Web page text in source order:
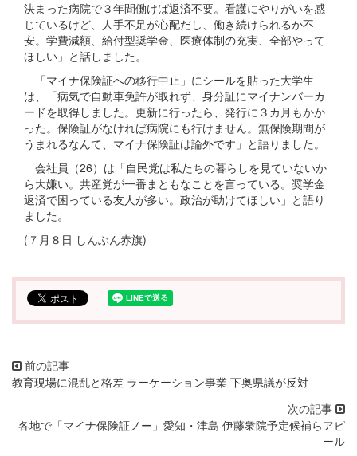
決まった病院で３年間働けば返済不要。看護にやりがいを感
じているけど、人手不足が心配だし、働き続けられるか不
安。学費減額、給付型奨学金、医療体制の充実、全部やって
ほしい」と話しました。
「マイナ保険証への移行中止」にシールを貼った大学生
は、「病気で自動車免許が取れず、身分証にマイナンバーカ
ードを取得しました。更新に行ったら、発行に３カ月もかか
った。保険証がなければ病院にも行けません。無保険期間が
うまれるなんて、マイナ保険証は論外です」と語りました。
会社員（26）は「自民党は私たちの暮らしを見ていないか
ら大嫌い。共産党が一番まともなことを言っている。奨学金
返済で困っている友人が多い。政治が助けてほしい」と語り
ました。
(７月８日 しんぶん赤旗)
教育現場に混乱と格差 ラーケーション事業 下奥県議が反対
各地で「マイナ保険証ノー」愛知・津島 伊藤衆院予定候補らアピ
ール